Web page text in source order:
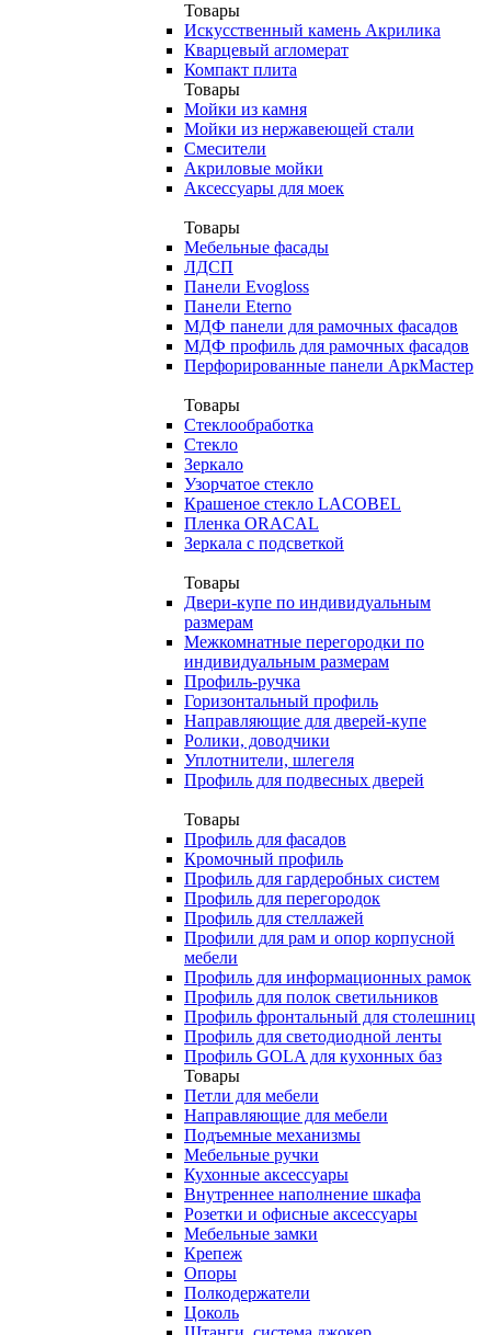
Товары
Искусственный камень Акрилика
Кварцевый агломерат
Компакт плита
Товары
Мойки из камня
Мойки из нержавеющей стали
Смесители
Акриловые мойки
Аксессуары для моек
Товары
Мебельные фасады
ЛДСП
Панели Evogloss
Панели Eterno
МДФ панели для рамочных фасадов
МДФ профиль для рамочных фасадов
Перфорированные панели АркМастер
Товары
Стеклообработка
Стекло
Зеркало
Узорчатое стекло
Крашеное стекло LACOBEL
Пленка ORACAL
Зеркала с подсветкой
Товары
Двери-купе по индивидуальным
размерам
Межкомнатные перегородки по
индивидуальным размерам
Профиль-ручка
Горизонтальный профиль
Направляющие для дверей-купе
Ролики, доводчики
Уплотнители, шлегеля
Профиль для подвесных дверей
Товары
Профиль для фасадов
Кромочный профиль
Профиль для гардеробных систем
Профиль для перегородок
Профиль для стеллажей
Профили для рам и опор корпусной
мебели
Профиль для информационных рамок
Профиль для полок светильников
Профиль фронтальный для столешниц
Профиль для светодиодной ленты
Профиль GOLA для кухонных баз
Товары
Петли для мебели
Направляющие для мебели
Подъемные механизмы
Мебельные ручки
Кухонные аксессуары
Внутреннее наполнение шкафа
Розетки и офисные аксессуары
Мебельные замки
Крепеж
Опоры
Полкодержатели
Цоколь